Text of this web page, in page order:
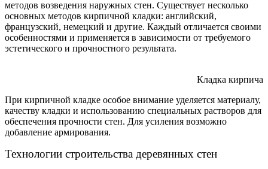
методов возведения наружных стен. Существует несколько
основных методов кирпичной кладки: английский,
французский, немецкий и другие. Каждый отличается своими
особенностями и применяется в зависимости от требуемого
эстетического и прочностного результата.
Кладка кирпича
При кирпичной кладке особое внимание уделяется материалу,
качеству кладки и использованию специальных растворов для
обеспечения прочности стен. Для усиления возможно
добавление армирования.
Технологии строительства деревянных стен